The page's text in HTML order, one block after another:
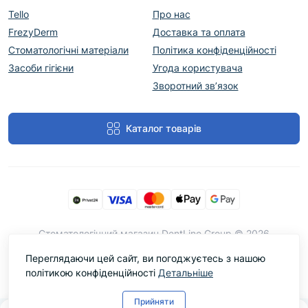
Tello
FrezyDerm
Стоматологічні матеріали
Засоби гігієни
Про нас
Доставка та оплата
Політика конфіденційності
Угода користувача
Зворотний зв’язок
Каталог товарів
Cтоматологічний магазин DentLine Group © 2026
Переглядаючи цей сайт, ви погоджуєтесь з нашою
політикою конфіденційності Детальніше
Прийняти